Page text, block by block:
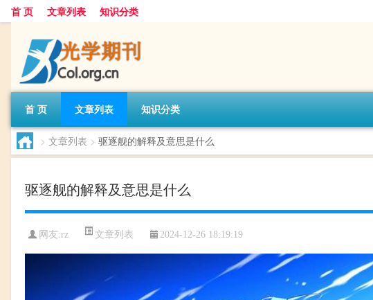
首 页 文章列表 知识分类
首 页 文章列表 知识分类
> 文章列表 > 驱逐舰的解释及意思是什么
驱逐舰的解释及意思是什么
网友:rz 文章列表 2024-12-26 18:19:19